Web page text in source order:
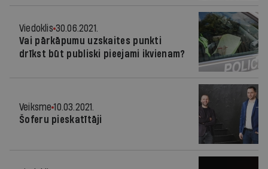
Viedoklis 30.06.2021.
Vai pārkāpumu uzskaites punkti
drīkst būt publiski pieejami ikvienam?
Veiksme 10.03.2021.
Šoferu pieskatītāji